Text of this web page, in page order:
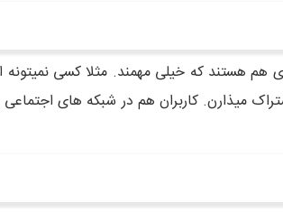
هم هستند که خیلی مهمند. مثلا کسی نمیتونه
میذارن. کاربران هم در شبکه های